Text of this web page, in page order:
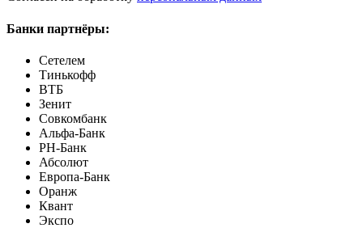
Банки партнёры:
Сетелем
Тинькофф
ВТБ
Зенит
Совкомбанк
Альфа-Банк
РН-Банк
Абсолют
Европа-Банк
Оранж
Квант
Экспо